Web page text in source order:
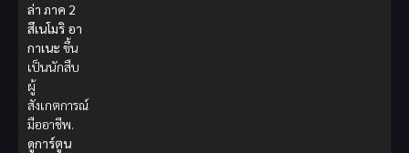
ล่า ภาค 2
สึเนโมริ อา
กาเนะ ขึ้น
เป็นนักสืบ
ผู้
สังเกตการณ์
มืออาชีพ.
ดูการ์ตูน